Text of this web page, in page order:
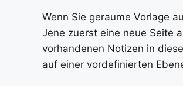
Wenn Sie geraume Vorlage
Jene zuerst eine neue Seite
vorhandenen Notizen in
auf einer vordefinierten